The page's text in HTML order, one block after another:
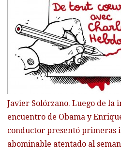
Javier Solórzano. Luego de la
encuentro de Obama y
conductor presentó primeras
abominable atentado al